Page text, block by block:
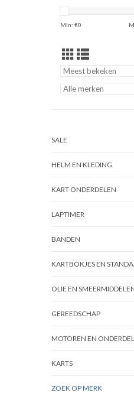
Min: €0
SALE
HELM EN KLEDING
KART ONDERDELEN
LAPTIMER
BANDEN
KARTBOKJES EN
OLIE EN
GEREEDSCHAP
MOTOREN EN
KARTS
ZOEK OP MERK